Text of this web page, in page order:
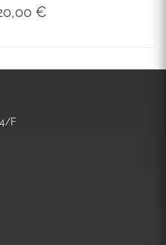
€
F